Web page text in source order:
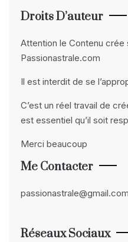
Droits D’auteur
Attention le Contenu crée
Passionastrale.com
Il est interdit de se
C’est un réel travail de
est essentiel qu’il soit
Merci beaucoup
Me Contacter
passionastrale@gmail.com
Réseaux Sociaux